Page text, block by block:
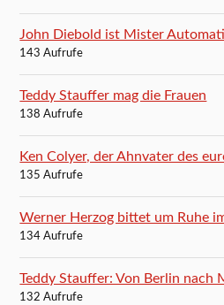
John Diebold ist Mister
143 Aufrufe
Teddy Stauffer mag die Frauen
138 Aufrufe
Ken Colyer, der Ahnvater des
135 Aufrufe
Werner Herzog bittet um Ruhe
134 Aufrufe
Teddy Stauffer: Von Berlin nach
132 Aufrufe